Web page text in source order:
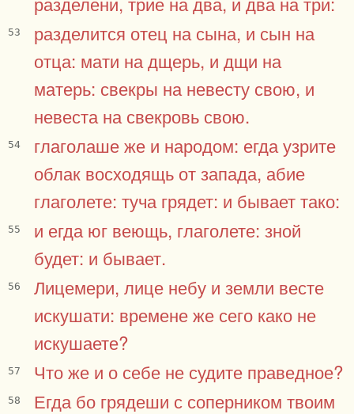
53
разделится отец на сына, и сын на
отца: мати на дщерь, и дщи на
матерь: свекры на невесту свою, и
невеста на свекровь свою.
54
глаголаше же и народом: егда узрите
облак восходящь от запада, абие
глаголете: туча грядет: и бывает тако:
55
и егда юг веющь, глаголете: зной
будет: и бывает.
56
Лицемери, лице небу и земли весте
искушати: времене же сего како не
искушаете?
57 Что же и о себе не судите праведное?
58
Егда бо грядеши с соперником твоим